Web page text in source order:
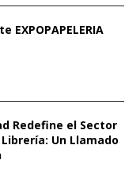
Redefine el Sector
Un Llamado